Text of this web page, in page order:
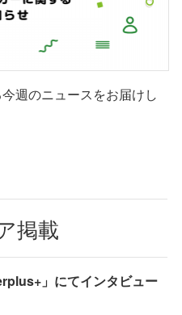
週のニュースをお届けし
掲載
」にてインタビュー